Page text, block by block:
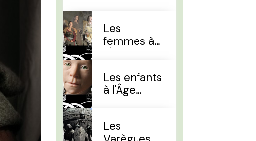
Les
femmes à
Les enfants
à l'Âge
Les